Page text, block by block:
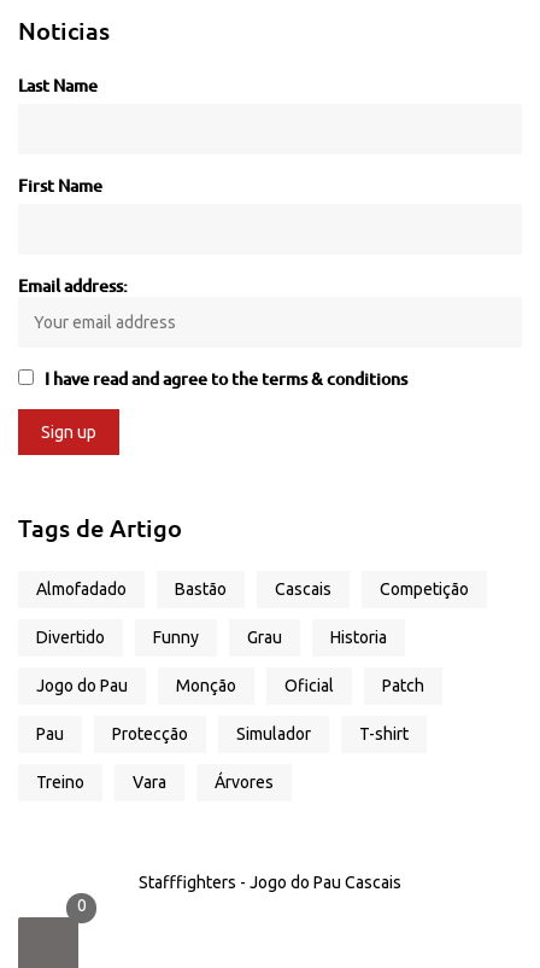
Noticias
Last Name
First Name
Email address:
I have read and agree to the terms & conditions
Tags de Artigo
Almofadado Bastão Cascais Competição
Divertido Funny Grau Historia
Jogo do Pau Monção Oficial Patch
Pau Protecção Simulador T-shirt
Treino Vara Árvores
Stafffighters - Jogo do Pau Cascais
0